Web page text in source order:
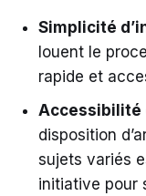
Simplicité
louent le
rapide et
Accessibilité
disposition
sujets variés
initiative pour